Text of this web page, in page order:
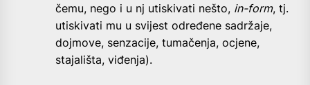
čemu, nego i u nj utiskivati nešto, in-form, tj.
utiskivati mu u svijest određene sadržaje,
dojmove, senzacije, tumačenja, ocjene,
stajališta, viđenja).